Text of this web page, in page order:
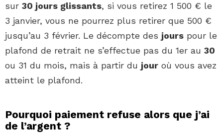
sur 30 jours glissants, si vous retirez 1 500 € le
3 janvier, vous ne pourrez plus retirer que 500 €
jusqu’au 3 février. Le décompte des jours pour le
plafond de retrait ne s’effectue pas du 1er au 30
ou 31 du mois, mais à partir du jour où vous avez
atteint le plafond.
Pourquoi paiement refuse alors que j’ai
de l’argent ?